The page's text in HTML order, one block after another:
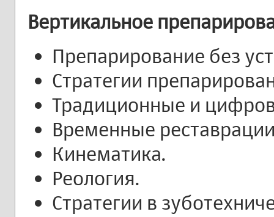
Вертикальное
Препарирование без
Стратегии
Традиционные и
Временные
Кинематика.
Реология.
Стратегии в